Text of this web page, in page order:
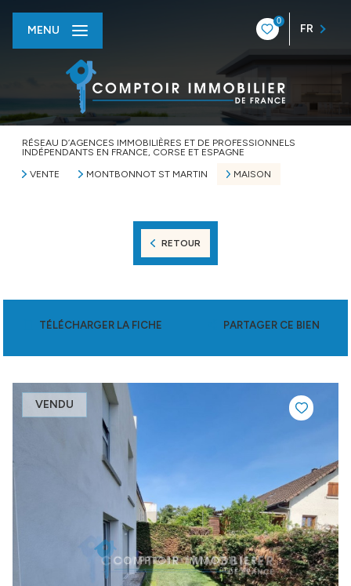
0
FR
MENU
RÉSEAU D’AGENCES IMMOBILIÈRES ET DE PROFESSIONNELS
INDÉPENDANTS EN FRANCE, CORSE ET ESPAGNE
VENTE
MONTBONNOT ST MARTIN MAISON
RETOUR
TÉLÉCHARGER LA FICHE PARTAGER CE BIEN
VENDU